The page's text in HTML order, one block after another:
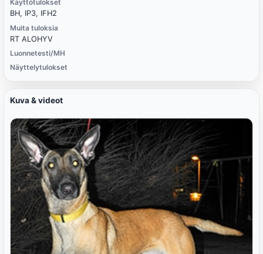
Käyttötulokset
BH, IP3, IFH2
Muita tuloksia
RT ALOHYV
Luonnetesti/MH
Näyttelytulokset
Kuva & videot